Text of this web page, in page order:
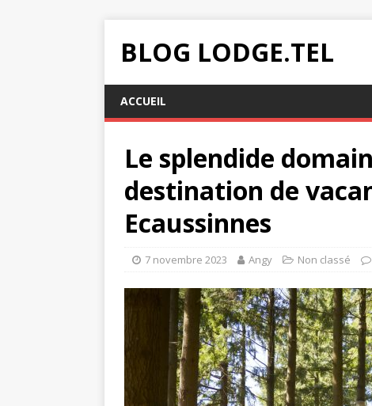
BLOG LODGE.TEL
ACCUEIL
Le splendide
destination de
Ecaussinnes
7 novembre 2023 Angy Non classé